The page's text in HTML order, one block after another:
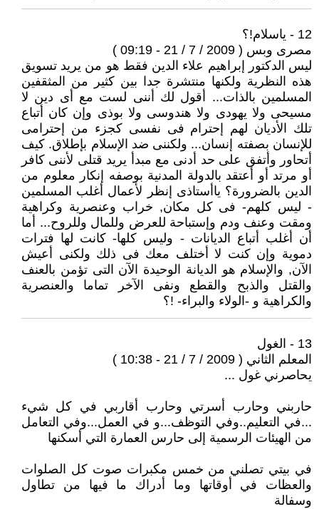
12 - ياسلام!؟
مصرى وبس ( 2009 / 7 / 21 - 09:19 )
ليس الدكتور إبراهيم علاء الدين فقط هو من يريد تسويق
هذه النظرية ولكنها منتشرة جدا بين كثير من المثقفين
المسلمين بالذات... أقول لك أننى لست مع أى دين لا
مسيحى ولا يهودى ولا هندوسى ولا بوذى وإن كان أتباع
تلك الأديان لهم إحترام فى نفسى كجزء من إحترامى
للإنسان بصفته إنسان... ولكننى ضد الإسلام بإطلاق. كيف
أتحاور وأتفق على حد أدنى مع مبدأ يريد قتلى لأننى كافر
أو مرتد أو أعتقد بالدولة المدنية بوصفه إنكار معلوم من
الدين بالضرورة؟ ياأستاذى إنظر لأعمال أغلب المسلمين
- ليس كلهم- فى كل مكان, خراب وعنصرية وكراهية
ومقت وعنف ودم وإستباحة للعرض وللمال وللروح... أما
أن أغلب أتباع الديانات - وليس كلها- كانت لها فترات
دموية وإن كنت لا أختلف معك فى ذلك ولكنى أعيش
الآن, والإسلام هو الديانة الوحيدة الآن التى تؤمن بالعنف
والقتل والذبح والقطع ونفى الآخر تماما والعنصرية
والكراهية و -الولاء والبراء- !؟
13 - الغول
المعلم الثاني ( 2009 / 7 / 21 - 10:38 )
يحاصرني غول ...
حاربني وحارب أسرتي وحارب أقاربي في كل شيء
...في التعليم..وفي التوظف...و في العمل...وفي التعامل
من الهيئات الرسمية إلى حارس العمارة التي أسكنها
في بيتي تصلني من خمس مكبرات صوت كل الصلوات
والعظات في أوقاتها وما أدراك ما فيها من تطاول
وسفالة